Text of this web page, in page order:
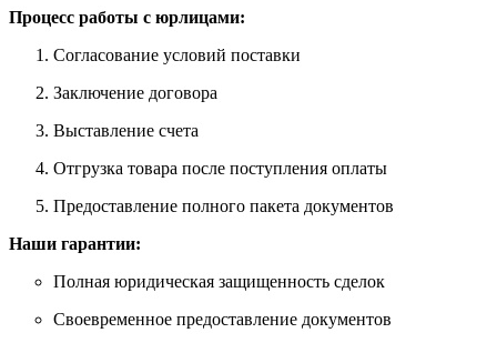
Процесс работы с юрлицами:
Согласование условий поставки
Заключение договора
Выставление счета
Отгрузка товара после поступления оплаты
Предоставление полного пакета документов
Наши гарантии:
Полная юридическая защищенность сделок
Своевременное предоставление документов